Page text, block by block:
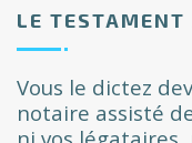
LE
Vous le dictez
notaire assisté